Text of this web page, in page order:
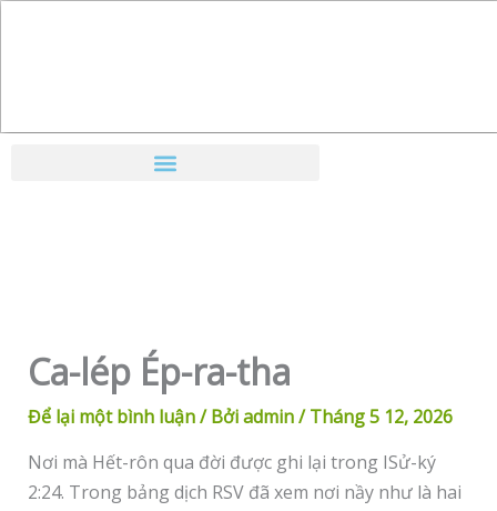
Ca-lép Ép-ra-tha
Để lại một bình luận/ Bởiadmin/Tháng 5 12, 2026
Nơi mà Hết-rôn qua đời được ghi lại trong ISử-ký
2:24. Trong bảng dịch RSV đã xem nơi nầy như là hai